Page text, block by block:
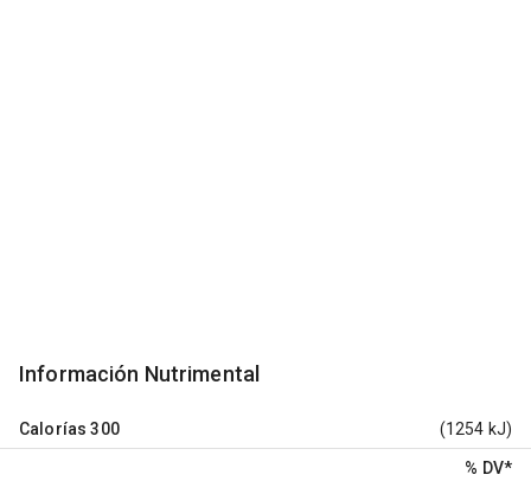
Información Nutrimental
Calorías 300 (1254 kJ)
% DV*